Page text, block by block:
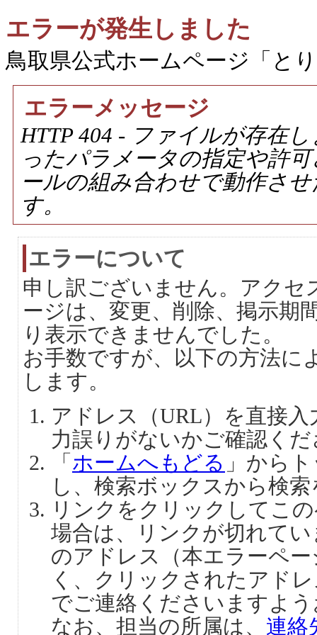
エラーが発生しました
鳥取県公式ホームページ「と
エラーメッセージ
HTTP 404 - ファイルが存在
ったパラメータの指定や許
ールの組み合わせで動作さ
す。
エラーについて
申し訳ございません。アクセ
ージは、変更、削除、掲示期
り表示できませんでした。
お手数ですが、以下の方法に
します。
アドレス（URL）を直接
力誤りがないかご確認く
「 ホームへもどる 」から
し、検索ボックスから検
リンクをクリックしてこ
場合は、リンクが切れて
のアドレス（本エラーペ
く、クリックされたアド
でご連絡くださいますよ
なお、担当の所属は、 連絡